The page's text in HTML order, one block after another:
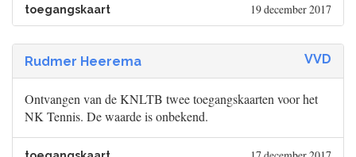
toegangskaart 19 december 2017
Rudmer Heerema VVD
Ontvangen van de KNLTB twee toegangskaarten voor het
NK Tennis. De waarde is onbekend.